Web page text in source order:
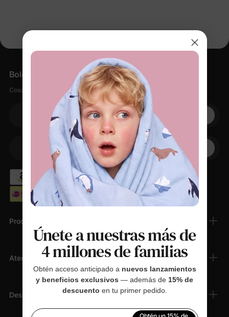
Productos
Atención Al Cliente
Descubrir
Boletín informativo
Cosas suaves, pequeños descuentos, cero spam.
Su correo electrónico
Su teléfono
Únete a nuestras más de
4 millones de familias
Obtén acceso anticipado a nuevos lanzamientos
y beneficios exclusivos — además de 15% de
descuento en tu primer pedido.